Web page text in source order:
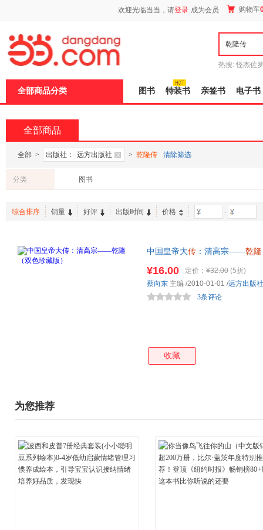
欢迎光临当当，请登录 成为会员 购物车
热搜: 怪杰佐
全部商品分类 图书 特装书 亲签书 电子书
全部商品
全部 > 出版社： 远方出版社 > 乾隆传 清除筛选
分类 图书
综合排序 销量 好评 出版时间 价格 -
中国皇帝大传 ：清高宗——乾隆
¥16.00 定价： ¥32.00 (5折)
3条评论
蔡向东 主编 /2010-01-01 /远方出版社
收藏
为您推荐
页
加